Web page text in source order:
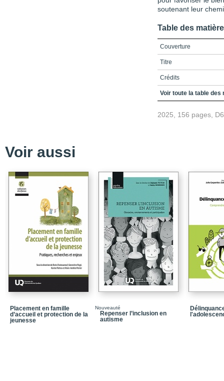
soutenant leur
Table des
Couverture
Titre
Crédits
Préface
Chapitre 1 / Trouble du
Références
Chapitre 2 / Qualité de
Références
Chapitre 3 / Thérapie
deuxième et troisième
Références
Chapitre 4 /
yoga conçus pour les
Conclusion
Références
Voir toute la table des
2025, 156 pages,
Voir aussi
Placement en famille
d’accueil et protection de la
jeunesse
Nouveauté
Repenser l’inclusion en
autisme